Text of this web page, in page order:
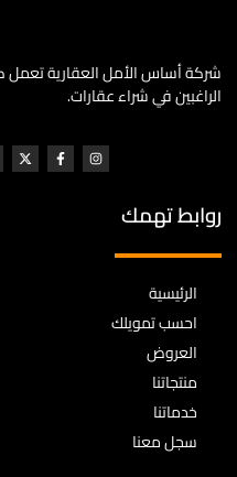
شركة أساس الأمل العقارية تعمل
الراغبين في شراء عقارات.
روابط تهمك
الرئيسية
احسب تمويلك
العروض
منتجاتنا
خدماتنا
سجل معنا